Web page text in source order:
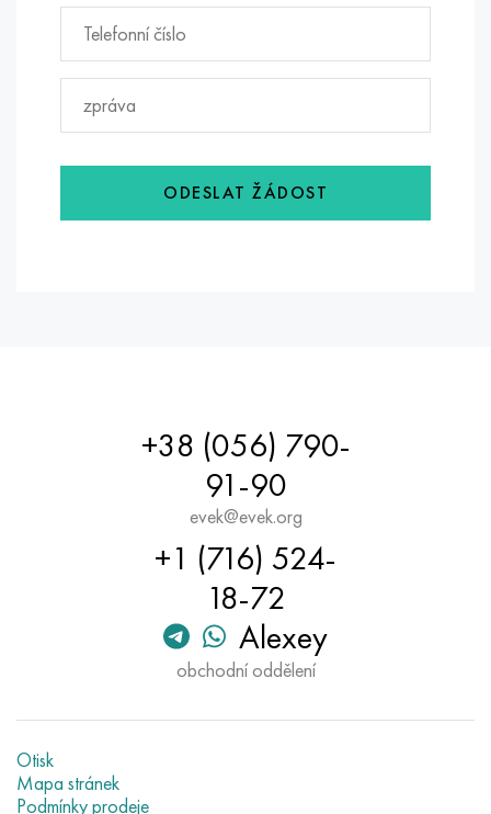
ODESLAT ŽÁDOST
+38 (056) 790-
91-90
evek@evek.org
+1 (716) 524-
18-72
Alexey
obchodní oddělení
Otisk
Mapa stránek
Podmínky prodeje